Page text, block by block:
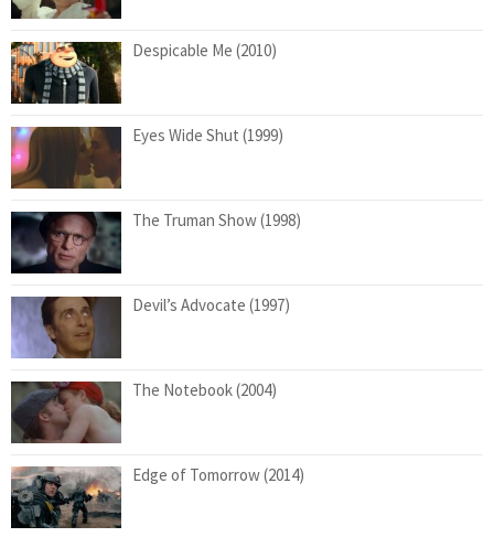
Despicable Me (2010)
Eyes Wide Shut (1999)
The Truman Show (1998)
Devil’s Advocate (1997)
The Notebook (2004)
Edge of Tomorrow (2014)